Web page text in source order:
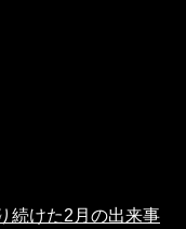
続けた2月の出来事